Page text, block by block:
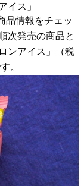
イス」
品情報をチェッ
次発売の商品と
ンアイス」（税
。